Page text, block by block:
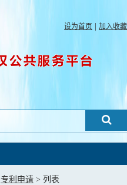
设为首页 加入收藏
专利申请 > 列表